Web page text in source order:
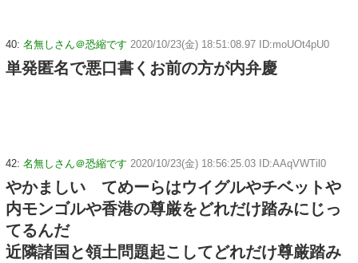
40: 名無しさん＠恐縮です 2020/10/23(金) 18:51:08.97 ID:moUOt4pU0
単発匿名で悪口書くお前の方が内弁慶
42: 名無しさん＠恐縮です 2020/10/23(金) 18:56:25.03 ID:AAqVWTil0
やかましい てめーらはウイグルやチベットや
内モンゴルや香港の尊厳をどれだけ踏みにじっ
てるんだ
近隣諸国と領土問題起こしてどれだけ尊厳踏み